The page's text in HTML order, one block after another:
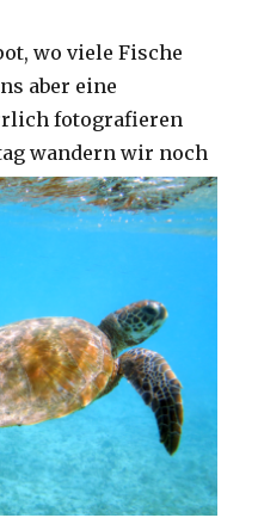
wo viele Fische
aber eine
fotografieren
wandern wir noch